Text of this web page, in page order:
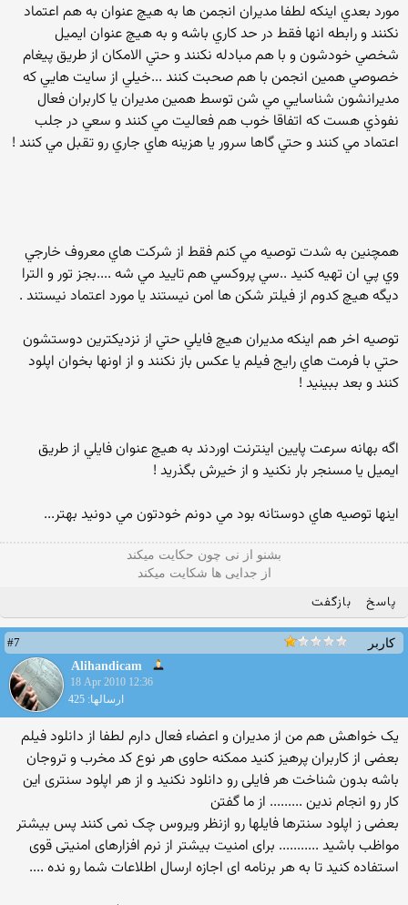
مورد بعدي اينكه لطفا مديران انجمن ها به هيچ عنوان به هم اعتماد
نكنند و رابطه انها فقط در حد كاري باشه و به هيچ عنوان ايميل
شخصي خودشون و با هم مبادله نكنند و حتي الامكان از طريق پيغام
خصوصي همين انجمن با هم صحبت كنند ...خيلي از سايت هايي كه
مديرانشون شناسايي مي شن توسط همين مديران يا كاربران فعال
نفوذي هست كه اتفاقا خوب هم فعاليت مي كنند و سعي در جلب
اعتماد مي كنند و حتي گاها سرور يا هزينه هاي جاري رو تقبل مي كنند !
همچنين به شدت توصيه مي كنم فقط از شركت هاي معروف خارجي
وي پي ان تهيه كنيد ..سي پروكسي هم تاييد مي شه ....بجز تور و الترا
ديگه هيچ كدوم از فيلتر شكن ها امن نيستند يا مورد اعتماد نيستند .
توصيه اخر هم اينكه مديران هيچ فايلي حتي از نزديكترين دوستشون
حتي با فرمت هاي رايج فيلم يا عكس باز نكنند و از اونها بخوان اپلود
كنند و بعد ببينيد !
اگه بهانه سرعت پايين اينترنت اوردند به هيچ عنوان فايلي از طريق
ايميل يا مسنجر بار نكنيد و از خيرش بگذريد !
اينها توصيه هاي دوستانه بود مي دونم خودتون مي دونيد بهتر...
بشنو از نی چون حکایت میکند
از جدایی ها شکایت میکند
پاسخ بازگفت
کاربر
#7
Alihandicam
18 Apr 2010 12:36
ارسالها: 425
یک خواهش هم من از مدیران و اعضاء فعال دارم لطفا از دانلود فیلم
بعضی از کاربران پرهیز کنید ممکنه حاوی هر نوع کد مخرب و تروجان
باشه بدون شناخت هر فایلی رو دانلود نکنید و از هر اپلود سنتری این
کار رو انجام ندین ......... از ما گفتن
بعضی ز اپلود سنترها فایلها رو ازنظر ویروس چک نمی کنند پس بیشتر
مواظب باشید ........... برای امنیت بیشتر از نرم افزارهای امنیتی قوی
استفاده کنید تا به هر برنامه ای اجازه ارسال اطلاعات شما رو نده ....